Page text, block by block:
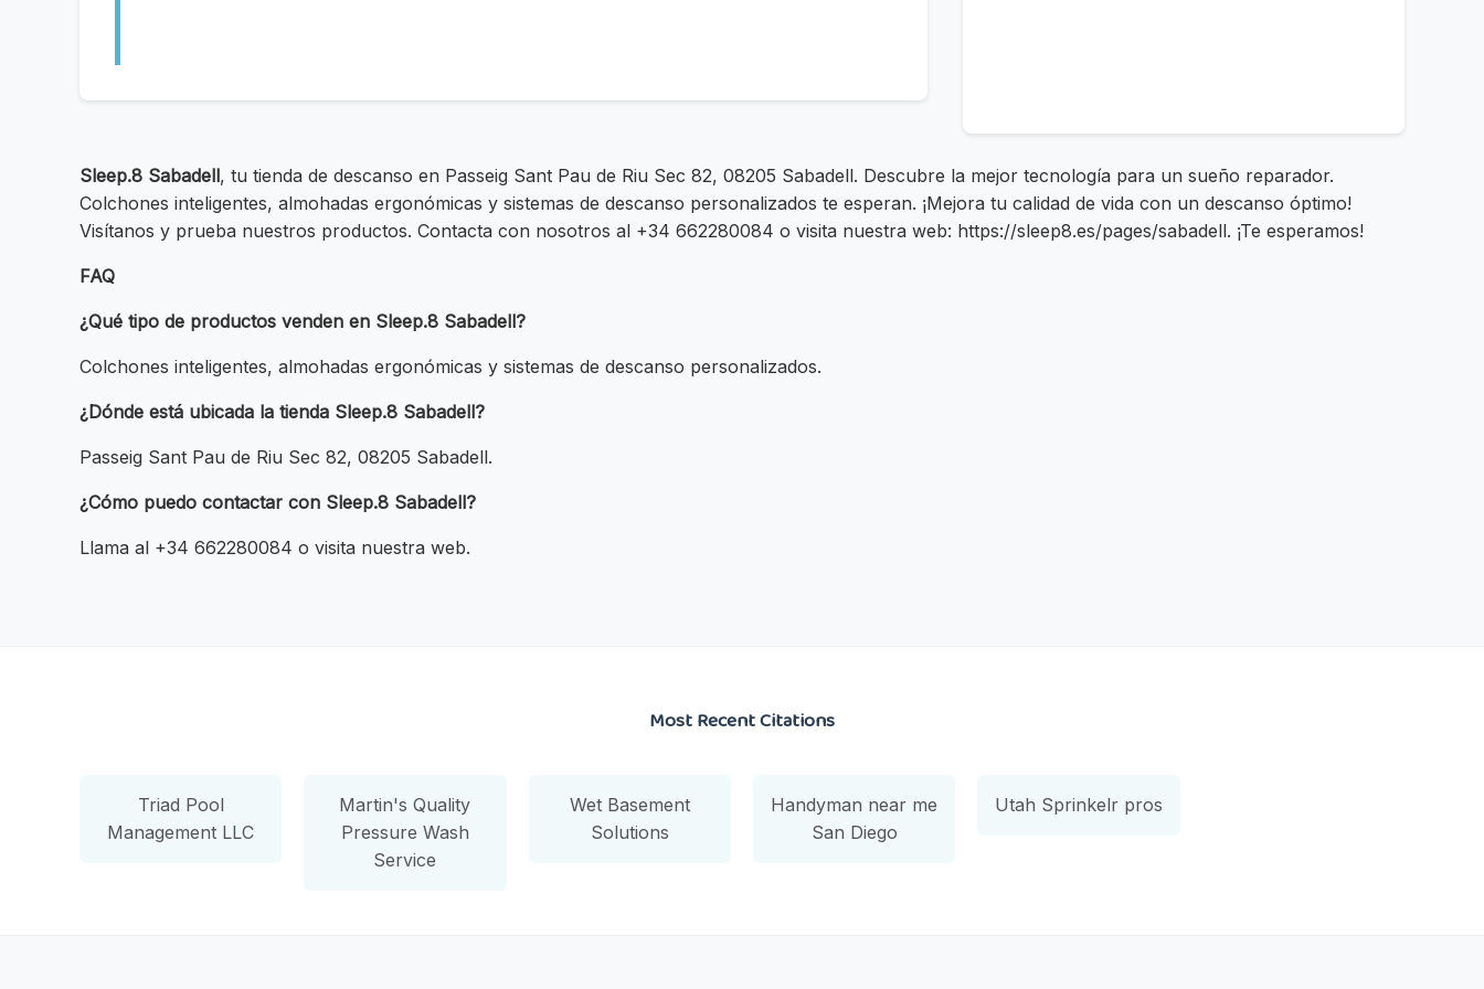
Sleep.8 Sabadell, tu tienda de descanso en Passeig Sant Pau de Riu Sec 82, 08205 Sabadell. Descubre la mejor tecnología para un sueño reparador.
Colchones inteligentes, almohadas ergonómicas y sistemas de descanso personalizados te esperan. ¡Mejora tu calidad de vida con un descanso óptimo!
Visítanos y prueba nuestros productos. Contacta con nosotros al +34 662280084 o visita nuestra web: https://sleep8.es/pages/sabadell. ¡Te esperamos!
FAQ
¿Qué tipo de productos venden en Sleep.8 Sabadell?
Colchones inteligentes, almohadas ergonómicas y sistemas de descanso personalizados.
¿Dónde está ubicada la tienda Sleep.8 Sabadell?
Passeig Sant Pau de Riu Sec 82, 08205 Sabadell.
¿Cómo puedo contactar con Sleep.8 Sabadell?
Llama al +34 662280084 o visita nuestra web.
Most Recent Citations
Triad Pool
Management LLC
Martin's Quality
Pressure Wash
Service
Wet Basement
Solutions
Handyman near me
San Diego
Utah Sprinkelr pros